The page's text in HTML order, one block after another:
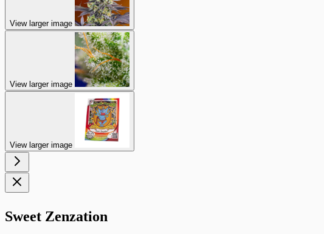
View larger image
View larger image
View larger image
Sweet Zenzation